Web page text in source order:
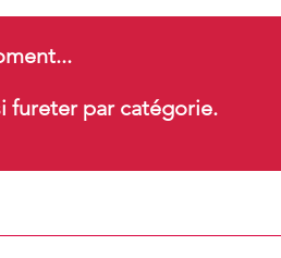
fureter par catégorie.